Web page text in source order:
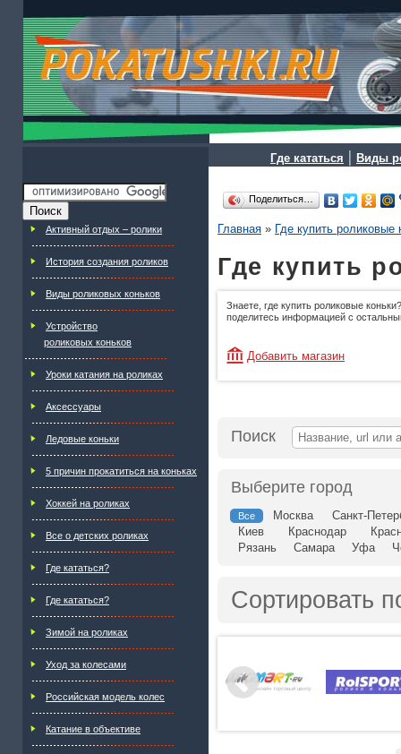
Где кататься | Виды
Активный отдых – ролики
История создания роликов
Виды роликовых коньков
Устройство
роликовых коньков
Уроки катания на роликах
Аксессуары
Ледовые коньки
5 причин прокатиться на коньках
Хоккей на роликах
Все о детских роликах
Где кататься?
Где кататься?
Зимой на роликах
Уход за колесами
Российская модель колес
Катание в объективе
Поделиться…
Главная » Где купить роликовые
Где купить
Знаете, где купить роликовые
поделитесь информацией с
Добавить магазин
Поиск
Выберите город
Все Москва
Санкт-
Киев
Краснодар
Рязань
Самара Уфа
Сортировать